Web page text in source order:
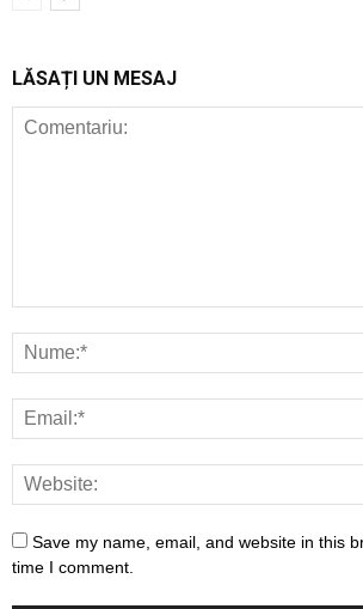
LĂSAȚI UN MESAJ
Save my name, email, and website in this
time I comment.